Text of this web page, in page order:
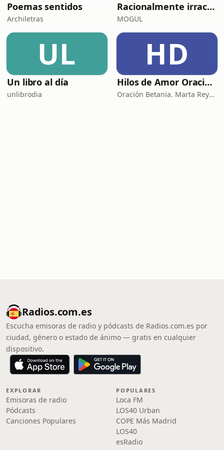
Poemas sentidos
Archiletras
Racionalmente irracional
MOGUL
UL
Un libro al día
unlibrodia
HD
Hilos de Amor Oraciones que sanan el alma. Encuentros íntimos con Dios.
Oración Betania. Marta Reyes y Cristina Martínez
Radios.com.es
Escucha emisoras de radio y pódcasts de Radios.com.es por
ciudad, género o estado de ánimo — gratis en cualquier
dispositivo.
EXPLORAR
Emisoras de radio
Pódcasts
Canciones Populares
POPULARES
Loca FM
LOS40 Urban
COPE Más Madrid
LOS40
esRadio